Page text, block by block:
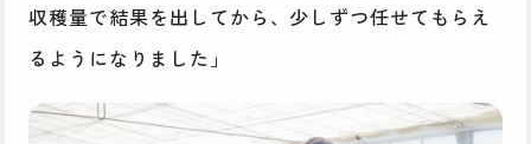
収穫量で結果を出してから、少しずつ任せてもらえ
るようになりました」